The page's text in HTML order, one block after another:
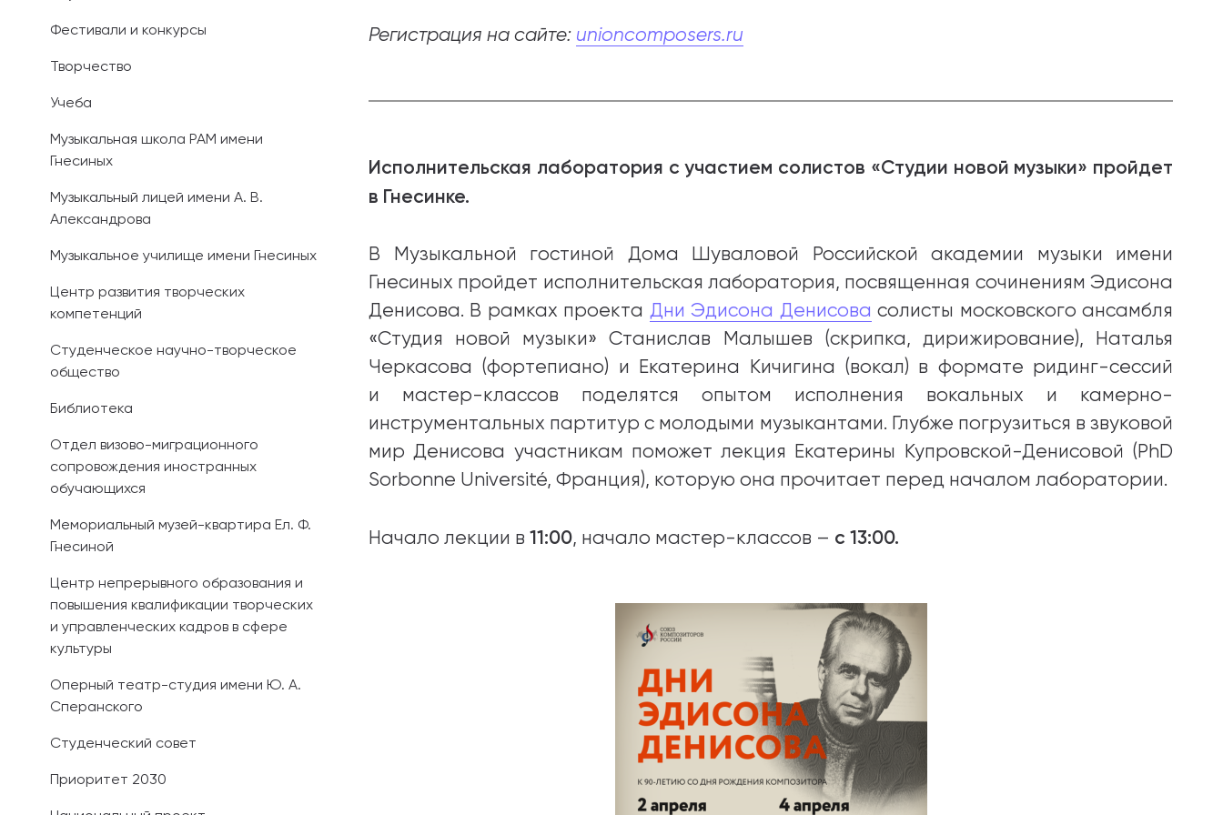
Иностранным абитуриентам
Информация о приемной кампании
Контакты приемной комиссии
Фестивали и конкурсы
Творчество
Учеба
Музыкальная школа РАМ имени
Гнесиных
Музыкальный лицей имени А. В.
Александрова
Музыкальное училище имени Гнесиных
Центр развития творческих
компетенций
Студенческое научно-творческое
общество
Библиотека
Отдел визово-миграционного
сопровождения иностранных
обучающихся
Мемориальный музей-квартира Ел. Ф.
Гнесиной
Центр непрерывного образования и
повышения квалификации творческих
и управленческих кадров в сфере
культуры
Оперный театр-студия имени Ю. А.
Сперанского
Студенческий совет
Приоритет 2030
Регистрация на сайте: unioncomposers.ru
Исполнительская лаборатория с участием солистов «Студии новой музыки» пройдет
в Гнесинке.
В Музыкальной гостиной Дома Шуваловой Российской академии музыки имени
Гнесиных пройдет исполнительская лаборатория, посвященная сочинениям Эдисона
Денисова. В рамках проекта Дни Эдисона Денисова солисты московского ансамбля
«Студия новой музыки» Станислав Малышев (скрипка, дирижирование), Наталья
Черкасова (фортепиано) и Екатерина Кичигина (вокал) в формате ридинг-сессий
и мастер-классов поделятся опытом исполнения вокальных и камерно-
инструментальных партитур с молодыми музыкантами. Глубже погрузиться в звуковой
мир Денисова участникам поможет лекция Екатерины Купровской-Денисовой (PhD
Sorbonne Université, Франция), которую она прочитает перед началом лаборатории.
Начало лекции в 11:00, начало мастер-классов – с 13:00.